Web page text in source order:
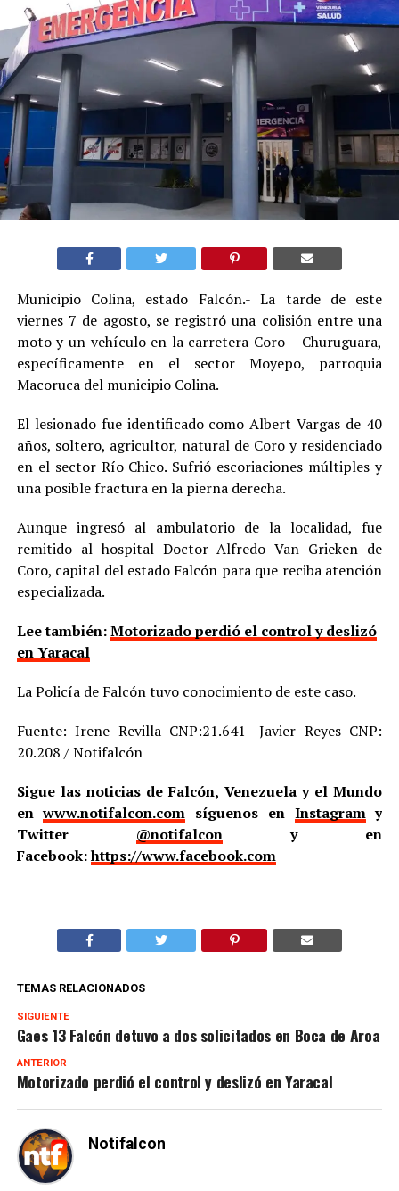
Municipio Colina, estado Falcón.- La tarde de este
viernes 7 de agosto, se registró una colisión entre una
moto y un vehículo en la carretera Coro – Churuguara,
específicamente en el sector Moyepo, parroquia
Macoruca del municipio Colina.
El lesionado fue identificado como Albert Vargas de 40
años, soltero, agricultor, natural de Coro y residenciado
en el sector Río Chico. Sufrió escoriaciones múltiples y
una posible fractura en la pierna derecha.
Aunque ingresó al ambulatorio de la localidad, fue
remitido al hospital Doctor Alfredo Van Grieken de
Coro, capital del estado Falcón para que reciba atención
especializada.
Lee también:Motorizado perdió el control y deslizó
en Yaracal
La Policía de Falcón tuvo conocimiento de este caso.
Fuente: Irene Revilla CNP:21.641- Javier Reyes CNP:
20.208 / Notifalcón
Sigue las noticias de Falcón, Venezuela y el Mundo
enwww.notifalcon.com síguenos en Instagramy
Twitter @notifalcony en
Facebook:https://www.facebook.com
TEMAS RELACIONADOS
SIGUIENTE
Gaes 13 Falcón detuvo a dos solicitados en Boca de Aroa
ANTERIOR
Motorizado perdió el control y deslizó en Yaracal
Notifalcon